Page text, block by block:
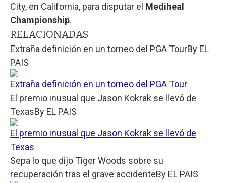
City, en California, para disputar el Mediheal
Championship.
RELACIONADAS
Extraña definición en un torneo del PGA TourBy EL
PAIS
Extraña definición en un torneo del PGA Tour
El premio inusual que Jason Kokrak se llevó de
TexasBy EL PAIS
El premio inusual que Jason Kokrak se llevó de
Texas
Sepa lo que dijo Tiger Woods sobre su
recuperación tras el grave accidenteBy EL PAIS